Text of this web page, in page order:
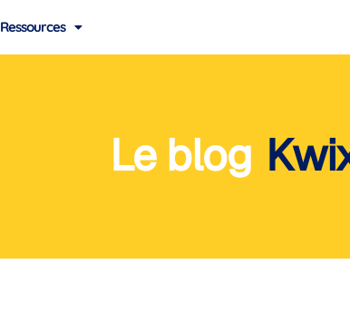
Ressources
Le blog